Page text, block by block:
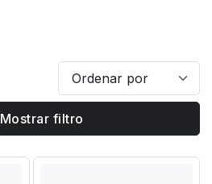
Mostrar filtro